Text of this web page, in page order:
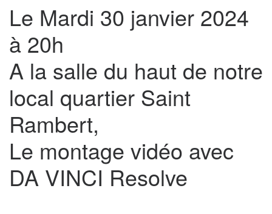
Le Mardi 30 janvier 2024
à 20h
A la salle du haut de notre
local quartier Saint
Rambert,
Le montage vidéo avec
DA VINCI Resolve